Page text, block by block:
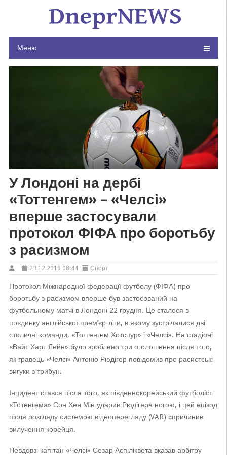
Меню
У Лондоні на дербі
«Тоттенгем» – «Челсі»
вперше застосували
протокол ФІФА про боротьбу
з расизмом
23.12.2019 08:44 Спорт
Протокол Міжнародної федерації футболу (ФІФА) про
боротьбу з расизмом вперше був застосований на
футбольному матчі в Лондоні 22 грудня. Це сталося в
поєдинку англійської прем’єр-ліги, в якому зустрічалися дві
столичні команди, «Тоттенгем Хотспур» і «Челсі». На стадіоні
«Вайт Харт Лейн» було зроблено три оголошення після того,
як гравець «Челсі» Антоніо Рюдігер повідомив про расистські
вигуки з трибун.
Інцидент стався після того, як південнокорейський футболіст
«Тотенгема» Сон Хен Мін ударив Рюдігера ногою, і цей епізод
після розгляду системою відеоперегляду (VAR) спричинив
вилучення корейця.
Невдовзі капітан «Челсі» Сезар Аспіліквета вказав арбітру